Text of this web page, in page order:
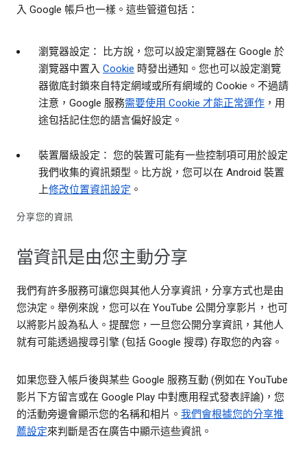
入 Google 帳戶也一樣。這些管道包括：
瀏覽器設定： 比方說，您可以設定瀏覽器在 Google 於
瀏覽器中置入 Cookie 時發出通知。您也可以設定瀏覽
器徹底封鎖來自特定網域或所有網域的 Cookie。不過請
注意，Google 服務需要使用 Cookie 才能正常運作 ，用
途包括記住您的語言偏好設定。
裝置層級設定： 您的裝置可能有一些控制項可用於設定
我們收集的資訊類型。比方說，您可以在 Android 裝置
上修改位置資訊設定 。
分享您的資訊
當資訊是由您主動分享
我們有許多服務可讓您與其他人分享資訊，分享方式也是由
您決定。舉例來說，您可以在 YouTube 公開分享影片，也可
以將影片設為私人。提醒您，一旦您公開分享資訊，其他人
就有可能透過搜尋引擎 (包括 Google 搜尋) 存取您的內容。
如果您登入帳戶後與某些 Google 服務互動 (例如在 YouTube
影片下方留言或在 Google Play 中對應用程式發表評論)，您
的活動旁邊會顯示您的名稱和相片。 我們會根據您的分享推
薦設定來判斷是否在廣告中顯示這些資訊。